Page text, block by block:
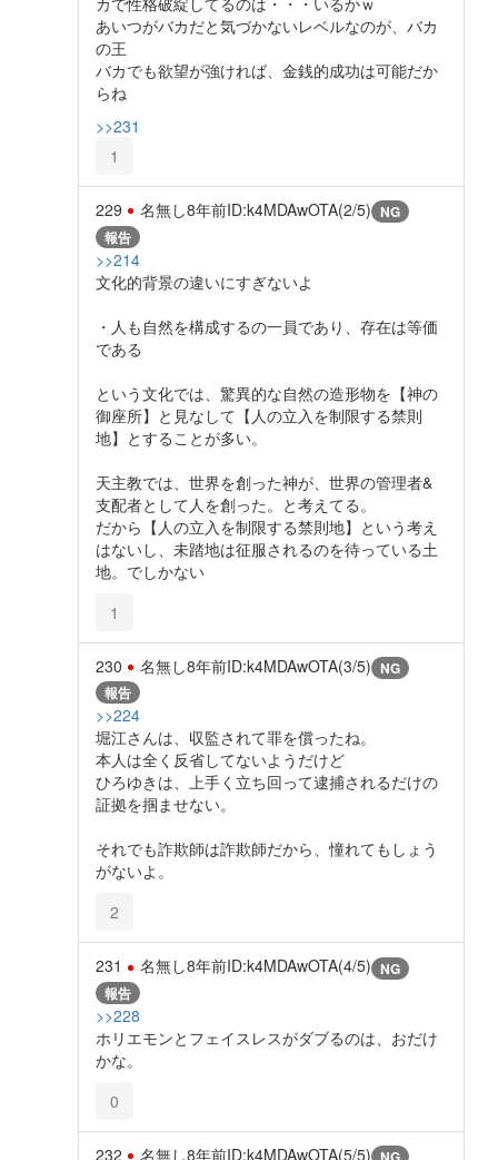
あいつがバカだと気づかないレベルなのが、バカ
の王
バカでも欲望が強ければ、金銭的成功は可能だか
らね
>>231
1
229 名無し8年前ID:k4MDAwOTA(2/5) NG
報告
>>214
文化的背景の違いにすぎないよ
・人も自然を構成するの一員であり、存在は等価
である
という文化では、驚異的な自然の造形物を【神の
御座所】と見なして【人の立入を制限する禁則
地】とすることが多い。
天主教では、世界を創った神が、世界の管理者&
支配者として人を創った。と考えてる。
だから【人の立入を制限する禁則地】という考え
はないし、未踏地は征服されるのを待っている土
地。でしかない
1
230 名無し8年前ID:k4MDAwOTA(3/5) NG
報告
>>224
堀江さんは、収監されて罪を償ったね。
本人は全く反省してないようだけど
ひろゆきは、上手く立ち回って逮捕されるだけの
証拠を掴ませない。
それでも詐欺師は詐欺師だから、憧れてもしょう
がないよ。
2
231 名無し8年前ID:k4MDAwOTA(4/5) NG
報告
>>228
ホリエモンとフェイスレスがダブるのは、おだけ
かな。
0
232 名無し8年前ID:k4MDAwOTA(5/5)